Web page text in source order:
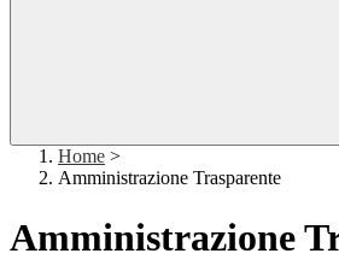
Home >
Amministrazione Trasparente
Amministrazione